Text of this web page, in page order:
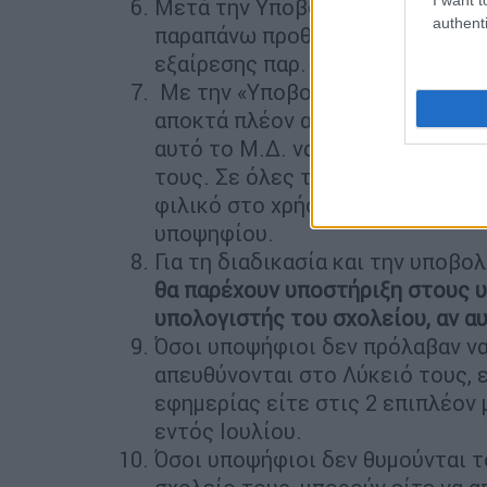
Μετά την Υποβολή
παραπάνω προθεσμία, οι
εξαίρεσης παρ. Α3).
Με την «Υποβολή
αποκτά πλέον αριθμό
αυτό το Μ.Δ. να το εκτυπώσουν
τους. Σε όλες τις ανωτέρω
φιλικό στο χρήστη περιβάλλον,
υποψηφίου.
Για τη διαδικασία και την
θα παρέχουν υποστήριξη στους
υπολογιστής του σχολείου, αν
Όσοι υποψήφιοι δεν πρόλαβαν
απευθύνονται στο Λύκειό τους,
εφημερίας είτε στις 2
εντός Ιουλίου.
Όσοι υποψήφιοι δεν θυμούνται